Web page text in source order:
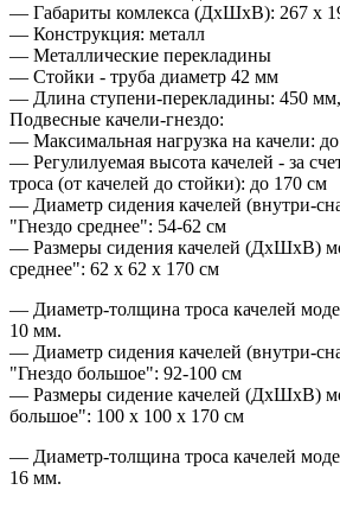
— Габариты комлекса (ДхШхВ): 267 х
— Конструкция: металл
— Металлические перекладины
— Стойки - труба диаметр 42 мм
— Длина ступени-перекладины: 450
Подвесные качели-гнездо:
— Максимальная нагрузка на качели:
— Регулилуемая высота качелей - за
троса (от качелей до стойки): до 170 см
— Диаметр сидения качелей (внутри-
"Гнездо среднее": 54-62 см
— Размеры сидения качелей (ДхШхВ)
среднее": 62 х 62 х 170 см
— Диаметр-толщина троса качелей
10 мм.
— Диаметр сидения качелей (внутри-
"Гнездо большое": 92-100 см
— Размеры сидение качелей (ДхШхВ)
большое": 100 х 100 х 170 см
— Диаметр-толщина троса качелей
16 мм.